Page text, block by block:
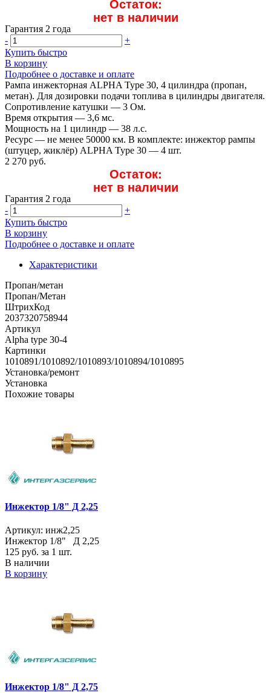
нет в наличии
Гарантия 2 года
-
+
Купить быстро
В корзину
Подробнее о доставке и оплате
Рампа инжекторная ALPHA Type 30, 4 цилиндра (пропан,
метан). Для дозировки подачи топлива в цилиндры двигателя.
Сопротивление катушки — 3 Ом.
Время открытия — 3,6 мс.
Мощность на 1 цилиндр — 38 л.с.
Ресурс — не менее 50000 км. В комплекте: инжектор рампы
(штуцер, жиклёр) ALPHA Type 30 — 4 шт.
2 270 руб.
Остаток:
нет в наличии
Гарантия 2 года
-
+
Купить быстро
В корзину
Подробнее о доставке и оплате
Характеристики
Пропан/метан
Пропан/Метан
ШтрихКод
2037320758944
Артикул
Alpha type 30-4
Картинки
1010891/1010892/1010893/1010894/1010895
Установка/ремонт
Установка
Похожие товары
Инжектор 1/8" Д 2,25
Артикул: инж2,25
Инжектор 1/8" Д 2,25
125 руб. за 1 шт.
В наличии
В корзину
Инжектор 1/8" Д 2,75